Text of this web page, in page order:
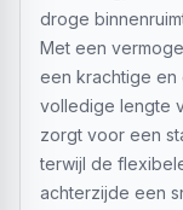
droge
Met een
een krachtige en
volledige lengte
zorgt voor een
terwijl de
achterzijde een